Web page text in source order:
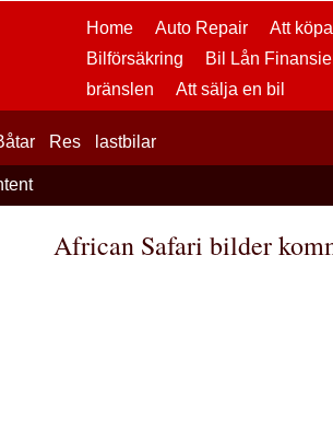
Home Auto Repair Att
Bilförsäkring
Bil Lån
bränslen
Att sälja en bil
Res lastbilar
African Safari bilder